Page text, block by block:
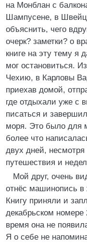
на Монблан с
Шампусене, в
объяснить, чего
очерк? заметки? о
книге на эту тему я
мог остановиться.
Чехию, в Карловы
приехав домой,
где отдыхали уже с
писаться и
моря. Это было для
более что
двух дней, несмотря
путешествия и
Мой друг, очень
отнёс машинопись в
Книгу приняли и
декабрьском номере
время она не
Я о себе не